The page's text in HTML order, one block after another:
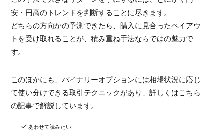
安・円高のトレンドを判断することに尽きます。
どちらの方向かの予測できたら、購入に見合ったペイアウ
トを受け取れることが、積み重ね手法ならではの魅力で
す。
このほかにも、バイナリーオプションには相場状況に応じ
て使い分けできる取引テクニックがあり、詳しくはこちら
の記事で解説しています。
あわせて読みたい